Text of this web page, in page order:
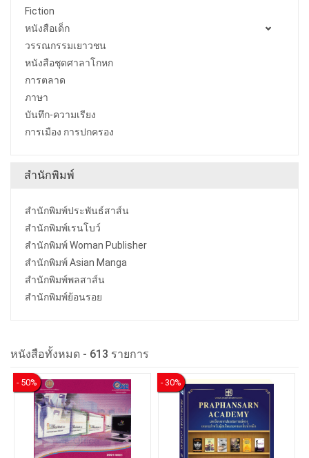
Fiction
หนังสือเด็ก
วรรณกรรมเยาวชน
หนังสือชุดศาลาโกหก
การตลาด
ภาษา
บันทึก-ความเรียง
การเมือง การปกครอง
สำนักพิมพ์
สำนักพิมพ์ประพันธ์สาส์น
สำนักพิมพ์เรนโบว์
สำนักพิมพ์ Woman Publisher
สำนักพิมพ์ Asian Manga
สำนักพิมพ์พลสาส์น
สำนักพิมพ์ย้อนรอย
หนังสือทั้งหมด - 613 รายการ
- 50% - 30%